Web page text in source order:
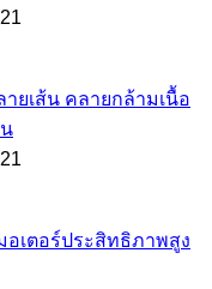
ยเส้น คลายกล้ามเนื้อ
เตอร์ประสิทธิภาพสูง